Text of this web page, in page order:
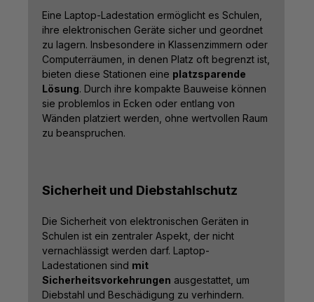
Eine Laptop-Ladestation ermöglicht es Schulen,
ihre elektronischen Geräte sicher und geordnet
zu lagern. Insbesondere in Klassenzimmern oder
Computerräumen, in denen Platz oft begrenzt ist,
bieten diese Stationen eine platzsparende
Lösung. Durch ihre kompakte Bauweise können
sie problemlos in Ecken oder entlang von
Wänden platziert werden, ohne wertvollen Raum
zu beanspruchen.
Sicherheit und Diebstahlschutz
Die Sicherheit von elektronischen Geräten in
Schulen ist ein zentraler Aspekt, der nicht
vernachlässigt werden darf. Laptop-
Ladestationen sind mit
Sicherheitsvorkehrungen ausgestattet, um
Diebstahl und Beschädigung zu verhindern.